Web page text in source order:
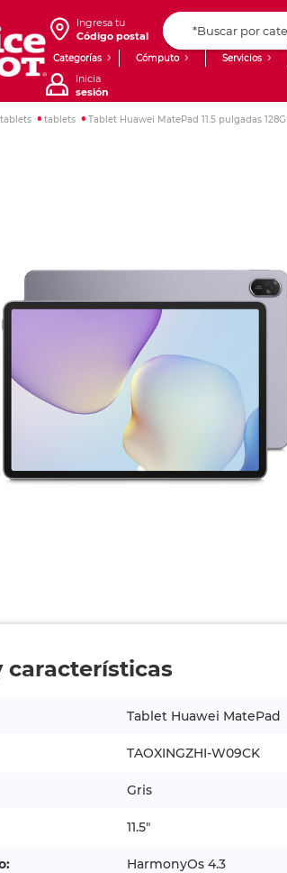
Ingresa tu
Código postal
Categorías Cómputo Servicios
Venta
Inicia
sesión
tablets Tablet Huawei MatePad 11.5 pulgadas
características
Tablet Huawei MatePad
TAOXINGZHI-W09CK
Gris
11.5"
HarmonyOs 4.3